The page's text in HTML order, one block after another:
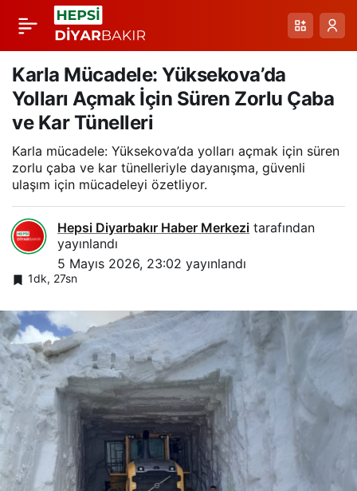
Karla Mücadele: Yüksekova’da
Yolları Açmak İçin Süren Zorlu Çaba
ve Kar Tünelleri
Karla mücadele: Yüksekova’da yolları açmak için süren
zorlu çaba ve kar tünelleriyle dayanışma, güvenli
ulaşım için mücadeleyi özetliyor.
Hepsi Diyarbakır Haber Merkezi tarafından
yayınlandı
5 Mayıs 2026, 23:02 yayınlandı
1dk, 27sn
Van-Bahçesaray
Yolunda Zorlu Kış
Çalışmaları Devam
Ediyor
Paylaş